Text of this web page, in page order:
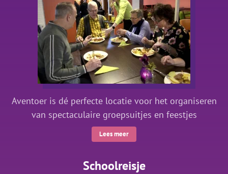
Aventoer is dé perfecte locatie voor het organiseren
van spectaculaire groepsuitjes en feestjes
Lees meer
Schoolreisje